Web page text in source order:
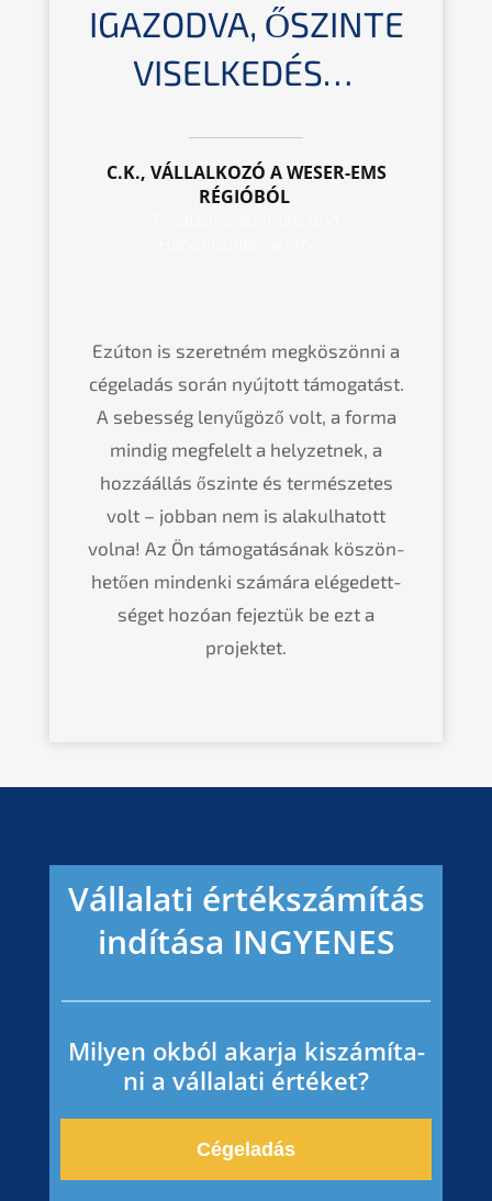
IGAZOD­VA, ŐSZIN­TE
VISELKEDÉS…
C.K., VÁLLAL­KO­ZÓ A WESER-EMS
RÉGIÓBÓL
Ezúton is szeret­ném megkös­zön­ni a
cégela­dás során nyújtott támoga­tást.
A sebes­ség lenyű­gö­ző volt, a forma
mindig megfelelt a helyzet­nek, a
hozzá­ál­lás őszin­te és termés­ze­tes
volt – jobban nem is alakul­ha­tott
volna! Az Ön támoga­tá­sá­nak köszön­
he­tően minden­ki számá­ra elége­dett­
sé­get hozóan fejez­tük be ezt a
projektet.
Vállala­ti értéks­zá­mí­tás
indítá­sa INGYENES
Milyen okból akarja kiszá­mí­ta­
ni a vállala­ti értéket?
Cégela­dás